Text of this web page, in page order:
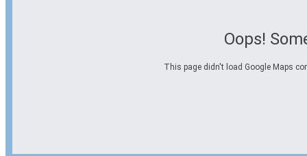
Oops!
This page didn't load Google Maps